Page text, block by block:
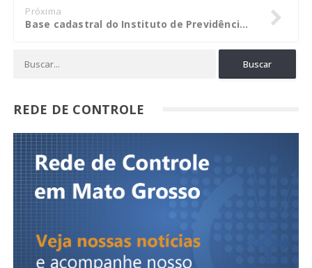
Próxima
Base cadastral do Instituto de Previdência de Rondonópolis tem inconsistências
REDE DE CONTROLE